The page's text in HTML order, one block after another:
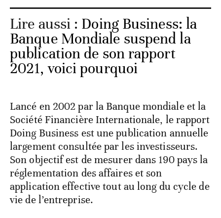
Lire aussi : Doing Business: la
Banque Mondiale suspend la
publication de son rapport
2021, voici pourquoi
Lancé en 2002 par la Banque mondiale et la
Société Financière Internationale, le rapport
Doing Business est une publication annuelle
largement consultée par les investisseurs.
Son objectif est de mesurer dans 190 pays la
réglementation des affaires et son
application effective tout au long du cycle de
vie de l’entreprise.